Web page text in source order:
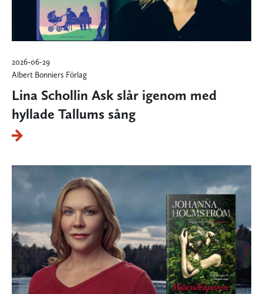
2026-06-29
Albert Bonniers Förlag
Lina Schollin Ask slår igenom med
hyllade Tallums sång